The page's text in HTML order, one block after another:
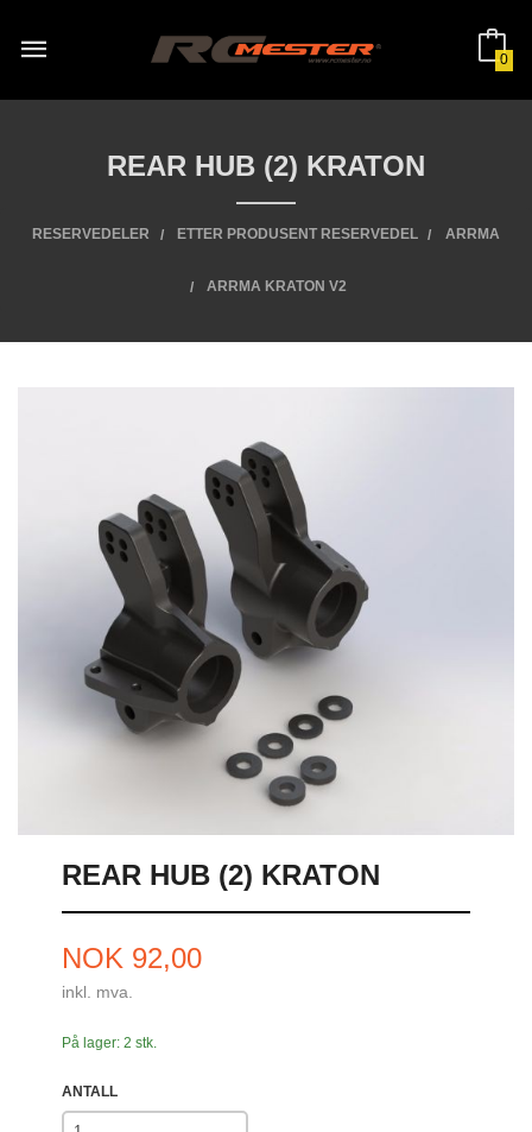
innholdet
0
REAR HUB (2) KRATON
RESERVEDELER ETTER PRODUSENT RESERVEDEL ARRMA
ARRMA KRATON V2
REAR HUB (2) KRATON
Pris
NOK 92,00
inkl. mva.
På lager: 2 stk.
ANTALL